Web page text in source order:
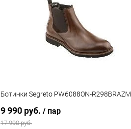
Купить в 1 клик
В избранное
Ботинки Segreto PW6088ON-R298BRAZM
9 990 руб. / пар
17 990 руб.